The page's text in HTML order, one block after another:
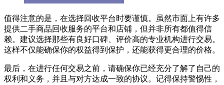
值得注意的是，在选择回收平台时要谨慎。虽然市面上有许多
提供二手商品回收服务的平台和店铺，但并非所有都值得信
赖。建议选择那些有良好口碑、评价高的专业机构进行交易。
这样不仅能确保你的权益得到保护，还能获得更合理的价格。
最后，在进行任何交易之前，请确保你已经充分了解了自己的
权利和义务，并且与对方达成一致的协议。记得保持警惕性，